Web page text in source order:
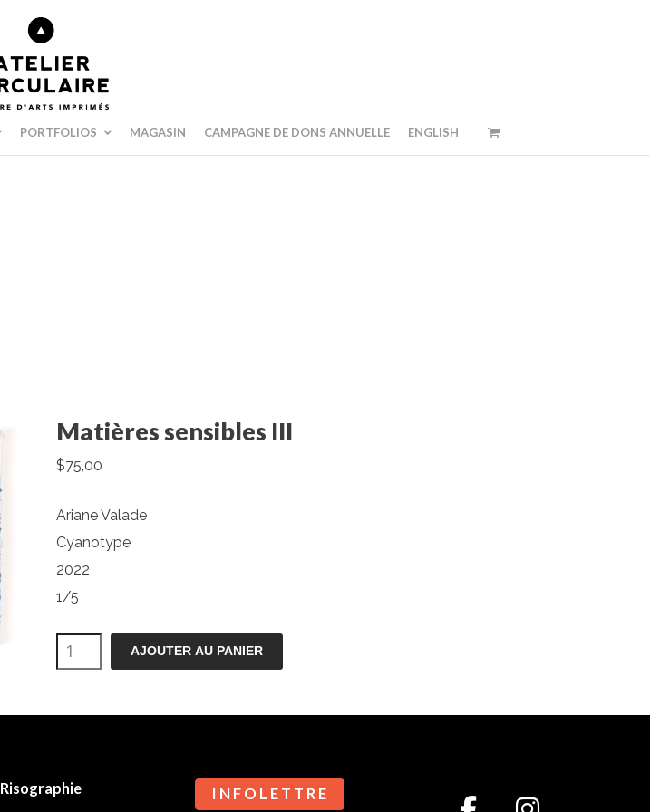
PORTFOLIOS MAGASIN CAMPAGNE DE DONS ANNUELLE ENGLISH
Matières sensibles III
$75,00
Ariane Valade
Cyanotype
2022
1/5
quantité
de
AJOUTER AU PANIER
Risographie I N F O L E T T R E